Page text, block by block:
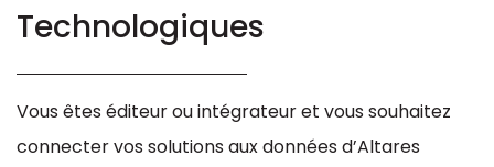
Technologiques
Vous êtes éditeur ou intégrateur et vous souhaitez
connecter vos solutions aux données d’Altares